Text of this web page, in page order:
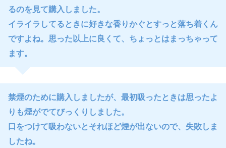
るのを見て購入しました。
イライラしてるときに好きな香りかぐとすっと落ち着くん
ですよね。思った以上に良くて、ちょっとはまっちゃって
ます。
禁煙のために購入しましたが、最初吸ったときは思ったよ
りも煙がでてびっくりしました。
口をつけて吸わないとそれほど煙が出ないので、失敗しま
したね。